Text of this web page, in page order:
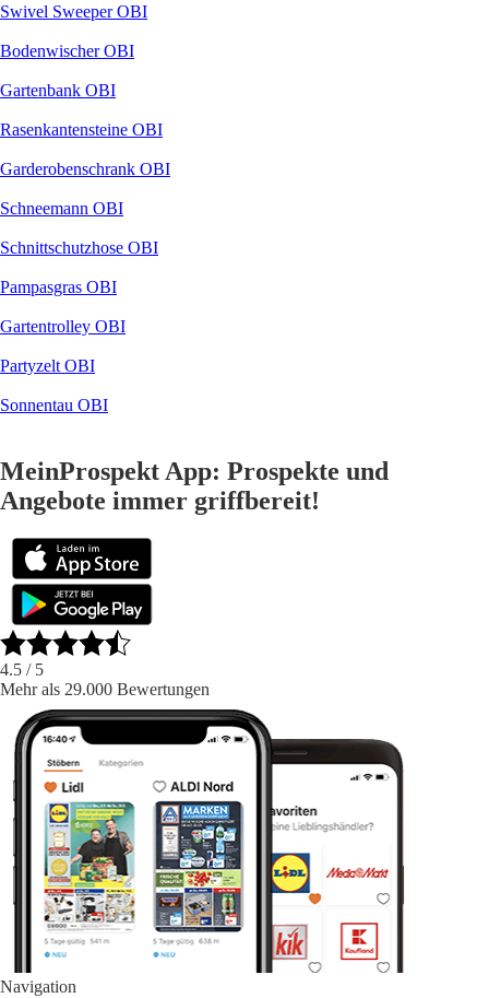
Swivel Sweeper OBI
Bodenwischer OBI
Gartenbank OBI
Rasenkantensteine OBI
Garderobenschrank OBI
Schneemann OBI
Schnittschutzhose OBI
Pampasgras OBI
Gartentrolley OBI
Partyzelt OBI
Sonnentau OBI
MeinProspekt App: Prospekte und
Angebote immer griffbereit!
4.5 / 5
Mehr als 29.000 Bewertungen
Navigation